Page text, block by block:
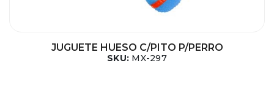
JUGUETE HUESO C/PITO P/PERRO
SKU: MX-297